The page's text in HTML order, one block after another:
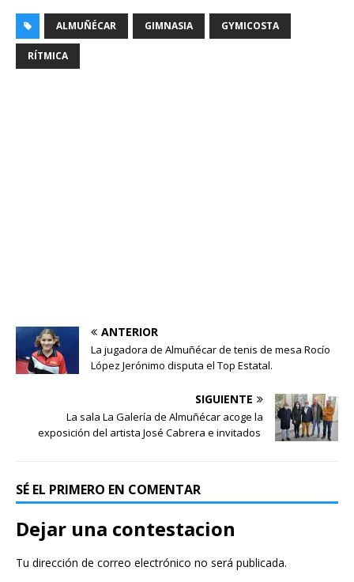
ALMUÑÉCAR GIMNASIA GYMICOSTA
RÍTMICA
ANTERIOR
La jugadora de Almuñécar de tenis de mesa Rocío
López Jerónimo disputa el Top Estatal.
SIGUIENTE
La sala La Galería de Almuñécar acoge la
exposición del artista José Cabrera e invitados
SÉ EL PRIMERO EN COMENTAR
Dejar una contestacion
Tu dirección de correo electrónico no será publicada.